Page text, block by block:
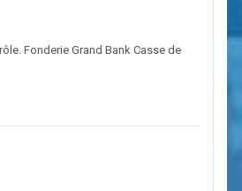
Fonderie Grand Bank Casse de